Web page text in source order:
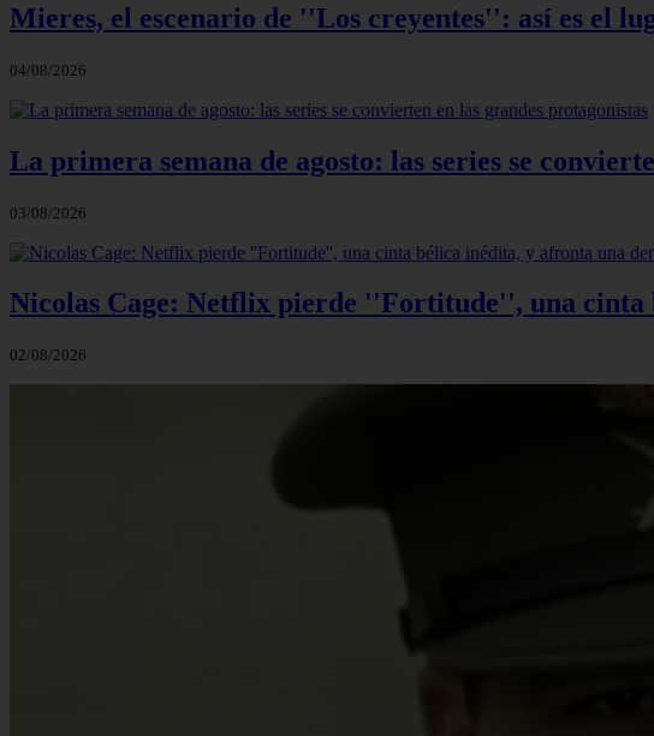
Mieres, el escenario de ''Los creyentes'': así es el
04/08/2026
La primera semana de agosto: las series se
03/08/2026
Nicolas Cage: Netflix pierde ''Fortitude'', una
02/08/2026